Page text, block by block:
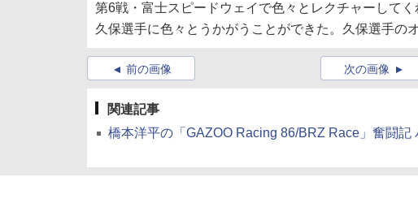
第6戦・富士スピードウェイで色々とレクチャーして
久保選手に色々とうかがうことができた。久保選手の
前の画像 次の画像
関連記事
橋本洋平の「GAZOO Racing 86/BRZ Race」奮闘記